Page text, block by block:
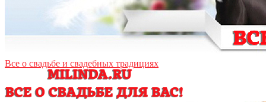
Все о свадьбе и свадебных традициях